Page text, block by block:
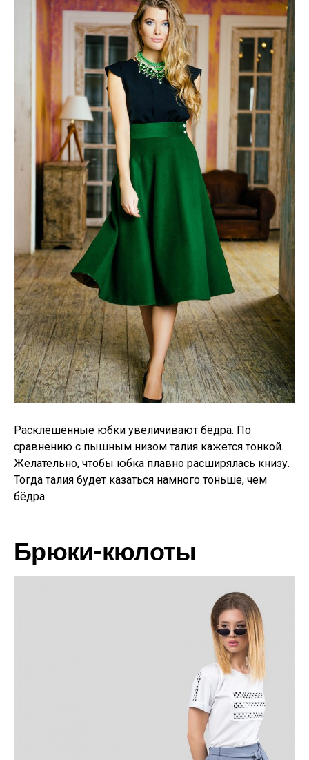
Расклешённые юбки увеличивают бёдра. По
сравнению с пышным низом талия кажется тонкой.
Желательно, чтобы юбка плавно расширялась книзу.
Тогда талия будет казаться намного тоньше, чем
бёдра.
Брюки-кюлоты